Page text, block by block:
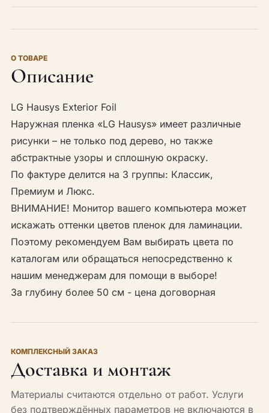
О ТОВАРЕ
Описание
LG Hausys Exterior Foil
Наружная пленка «LG Hausys» имеет различные
рисунки – не только под дерево, но также
абстрактные узоры и сплошную окраску.
По фактуре делится на 3 группы: Классик,
Премиум и Люкс.
ВНИМАНИЕ! Монитор вашего компьютера может
искажать оттенки цветов пленок для ламинации.
Поэтому рекомендуем Вам выбирать цвета по
каталогам или обращаться непосредственно к
нашим менеджерам для помощи в выборе!
За глубину более 50 см - цена договорная
КОМПЛЕКСНЫЙ ЗАКАЗ
Доставка и монтаж
Материалы считаются отдельно от работ. Услуги
без подтверждённых параметров не включаются в